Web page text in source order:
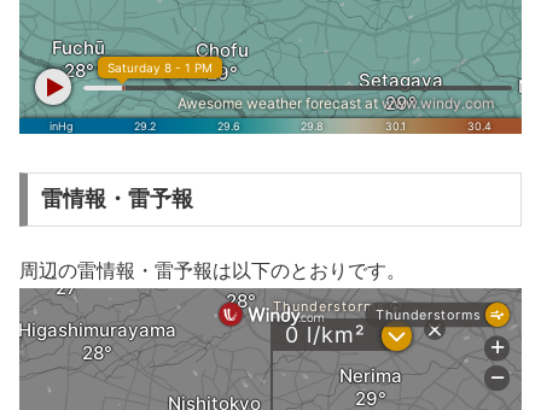
雷情報・雷予報
周辺の雷情報・雷予報は以下のとおりです。